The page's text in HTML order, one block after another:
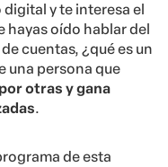
y te interesa el
oído hablar del
cuentas, ¿qué es un
una persona que
otras y gana
.
de esta